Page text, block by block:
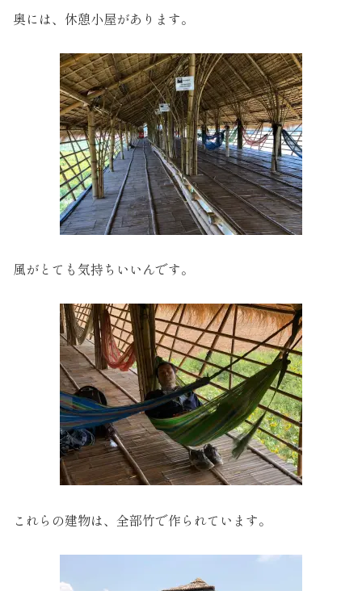
奥には、休憩小屋があります。
風がとても気持ちいいんです。
これらの建物は、全部竹で作られています。